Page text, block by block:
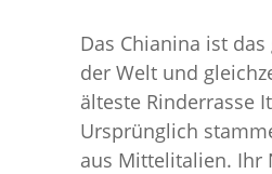
Das Chianina ist
der Welt und
älteste Rinderrasse
Ursprünglich
aus Mittelitalien. Ihr